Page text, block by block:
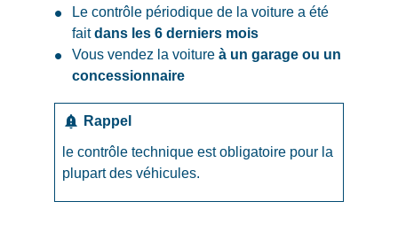
Le contrôle périodique de la voiture a été
faitdans les 6 derniers mois
Vous vendez la voitureà un garage ou un
concessionnaire
notification_important Rappel
le contrôle technique est obligatoire pour la
plupart des véhicules.